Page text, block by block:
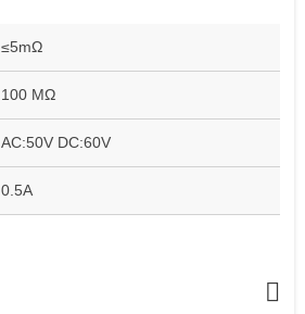
≤5mΩ
100 MΩ
AC:50V DC:60V
0.5A